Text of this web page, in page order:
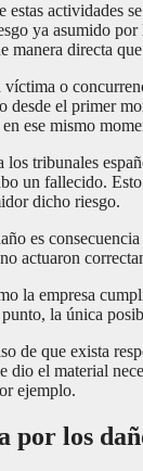
estas actividades
ya asumido
manera directa
víctima o
desde el primer
ese mismo
los tribunales
un fallecido.
dicho riesgo.
es
actuaron
la empresa
la única
de que exista
dio el material
ejemplo.
por los